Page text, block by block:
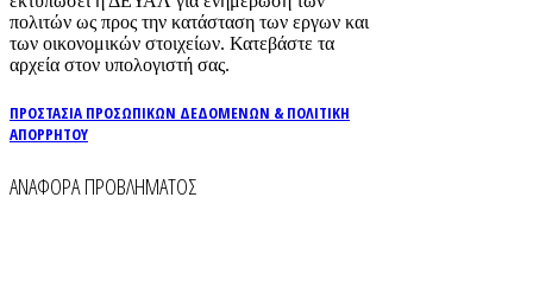
πολιτών ως προς την κατάσταση των εργων και
των οικονομικών στοιχείων. Κατεβάστε τα
αρχεία στον υπολογιστή σας.
ΠΡΟΣΤΑΣΙΑ ΠΡΟΣΩΠΙΚΩΝ ΔΕΔΟΜΕΝΩΝ & ΠΟΛΙΤΙΚΗ
ΑΠΟΡΡΗΤΟΥ
ΑΝΑΦΟΡΑ ΠΡΟΒΛΗΜΑΤΟΣ